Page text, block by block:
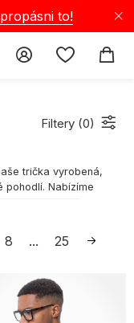
to!
Filtery (0)
trička vyrobená,
pohodlí. Nabízíme
džíny, tak i joggery.
bohaté nabídce najdeš
na Selectshop!
jsou ideální volbou
8 ... 25